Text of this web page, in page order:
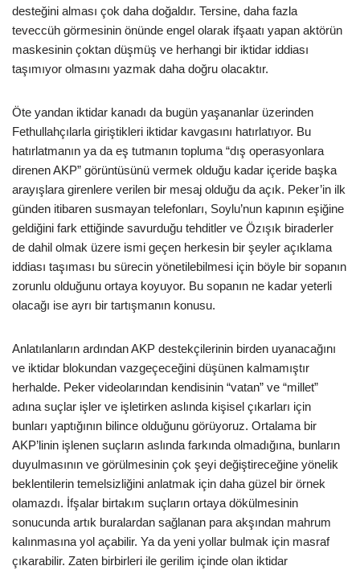
desteğini alması çok daha doğaldır. Tersine, daha fazla
teveccüh görmesinin önünde engel olarak ifşaatı yapan aktörün
maskesinin çoktan düşmüş ve herhangi bir iktidar iddiası
taşımıyor olmasını yazmak daha doğru olacaktır.
Öte yandan iktidar kanadı da bugün yaşananlar üzerinden
Fethullahçılarla giriştikleri iktidar kavgasını hatırlatıyor. Bu
hatırlatmanın ya da eş tutmanın topluma “dış operasyonlara
direnen AKP” görüntüsünü vermek olduğu kadar içeride başka
arayışlara girenlere verilen bir mesaj olduğu da açık. Peker’in ilk
günden itibaren susmayan telefonları, Soylu’nun kapının eşiğine
geldiğini fark ettiğinde savurduğu tehditler ve Özışık biraderler
de dahil olmak üzere ismi geçen herkesin bir şeyler açıklama
iddiası taşıması bu sürecin yönetilebilmesi için böyle bir sopanın
zorunlu olduğunu ortaya koyuyor. Bu sopanın ne kadar yeterli
olacağı ise ayrı bir tartışmanın konusu.
Anlatılanların ardından AKP destekçilerinin birden uyanacağını
ve iktidar blokundan vazgeçeceğini düşünen kalmamıştır
herhalde. Peker videolarından kendisinin “vatan” ve “millet”
adına suçlar işler ve işletirken aslında kişisel çıkarları için
bunları yaptığının bilince olduğunu görüyoruz. Ortalama bir
AKP’linin işlenen suçların aslında farkında olmadığına, bunların
duyulmasının ve görülmesinin çok şeyi değiştireceğine yönelik
beklentilerin temelsizliğini anlatmak için daha güzel bir örnek
olamazdı. İfşalar birtakım suçların ortaya dökülmesinin
sonucunda artık buralardan sağlanan para akşından mahrum
kalınmasına yol açabilir. Ya da yeni yollar bulmak için masraf
çıkarabilir. Zaten birbirleri ile gerilim içinde olan iktidar